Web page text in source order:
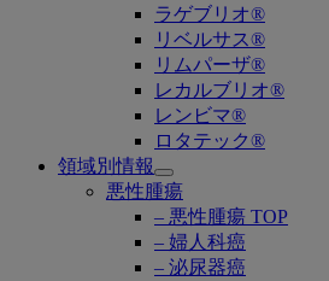
ラゲブリオ®
リベルサス®
リムパーザ®
レカルブリオ®
レンビマ®
ロタテック®
領域別情報
Open
submenu
悪性腫瘍
– 悪性腫瘍 TOP
– 婦人科癌
– 泌尿器癌